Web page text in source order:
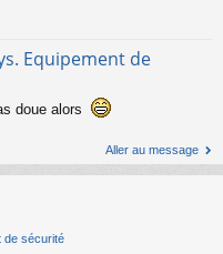
Equipement de
doue alors
Aller au message
de sécurité